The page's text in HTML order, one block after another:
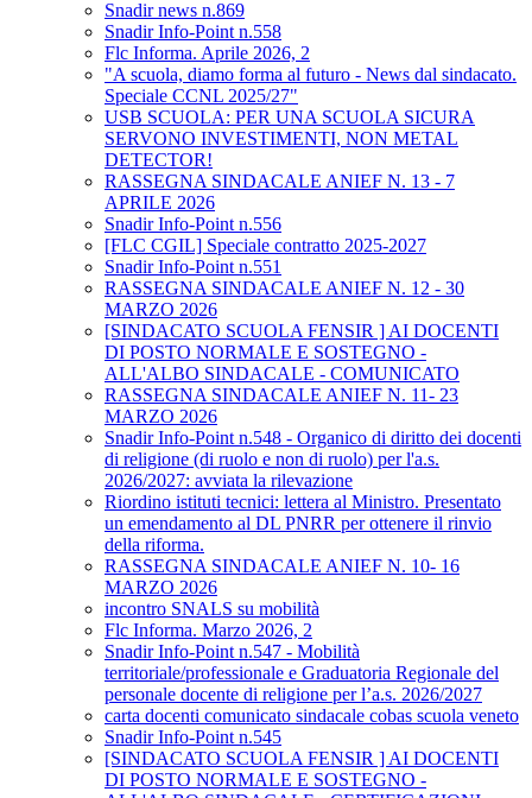
Snadir news n.869
Snadir Info-Point n.558
Flc Informa. Aprile 2026, 2
"A scuola, diamo forma al futuro - News dal sindacato.
Speciale CCNL 2025/27"
USB SCUOLA: PER UNA SCUOLA SICURA
SERVONO INVESTIMENTI, NON METAL
DETECTOR!
RASSEGNA SINDACALE ANIEF N. 13 - 7
APRILE 2026
Snadir Info-Point n.556
[FLC CGIL] Speciale contratto 2025-2027
Snadir Info-Point n.551
RASSEGNA SINDACALE ANIEF N. 12 - 30
MARZO 2026
[SINDACATO SCUOLA FENSIR ] AI DOCENTI
DI POSTO NORMALE E SOSTEGNO -
ALL'ALBO SINDACALE - COMUNICATO
RASSEGNA SINDACALE ANIEF N. 11- 23
MARZO 2026
Snadir Info-Point n.548 - Organico di diritto dei docenti
di religione (di ruolo e non di ruolo) per l'a.s.
2026/2027: avviata la rilevazione
Riordino istituti tecnici: lettera al Ministro. Presentato
un emendamento al DL PNRR per ottenere il rinvio
della riforma.
RASSEGNA SINDACALE ANIEF N. 10- 16
MARZO 2026
incontro SNALS su mobilità
Flc Informa. Marzo 2026, 2
Snadir Info-Point n.547 - Mobilità
territoriale/professionale e Graduatoria Regionale del
personale docente di religione per l’a.s. 2026/2027
carta docenti comunicato sindacale cobas scuola veneto
Snadir Info-Point n.545
[SINDACATO SCUOLA FENSIR ] AI DOCENTI
DI POSTO NORMALE E SOSTEGNO -